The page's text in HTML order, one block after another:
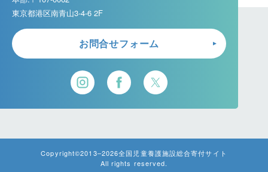
東京都港区南青山3-4-6 2F
お問合せフォーム
Copyright©2013–2026全国児童養護施設総合寄付サイト
All rights reserved.